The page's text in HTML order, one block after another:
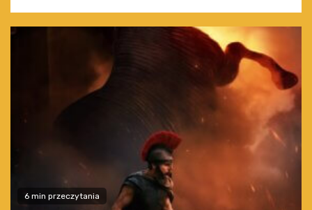
6 min przeczytania